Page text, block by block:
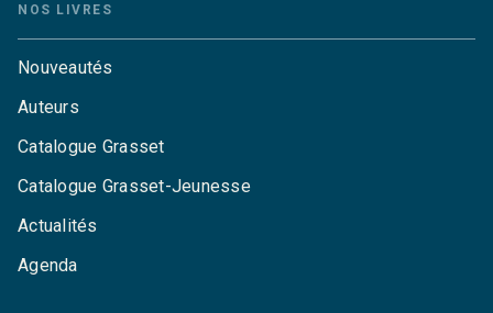
NOS LIVRES
Nouveautés
Auteurs
Catalogue Grasset
Catalogue Grasset-Jeunesse
Actualités
Agenda